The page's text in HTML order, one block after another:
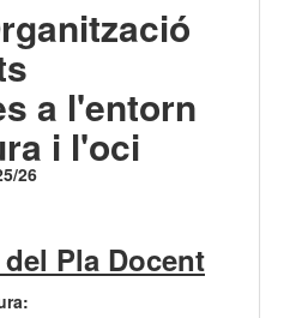
a l'entorn
i l'oci
26
Pla Docent